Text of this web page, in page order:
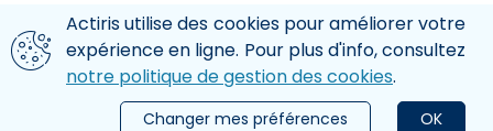
Aller au contenu principal
Nous utilisons des cookies
Actiris utilise des cookies pour améliorer votre
expérience en ligne. Pour plus d'info, consultez
notre politique de gestion des cookies.
OK
Changer mes préférences
le menu